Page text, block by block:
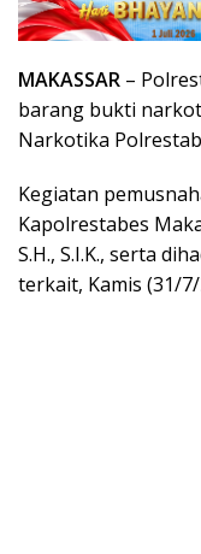
MAKASSAR –
barang bukti
Narkotika
Kegiatan
Kapolrestabes
S.H., S.I.K., serta
terkait, Kamis (31/7/